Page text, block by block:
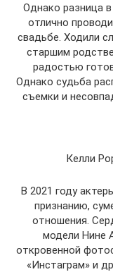
Однако разница
отлично
свадьбе. Ходили
старшим
радостью
Однако судьба
съемки и
Келли
В 2021 году
признанию,
отношения.
модели Нине
откровенной
«Инстаграм» и